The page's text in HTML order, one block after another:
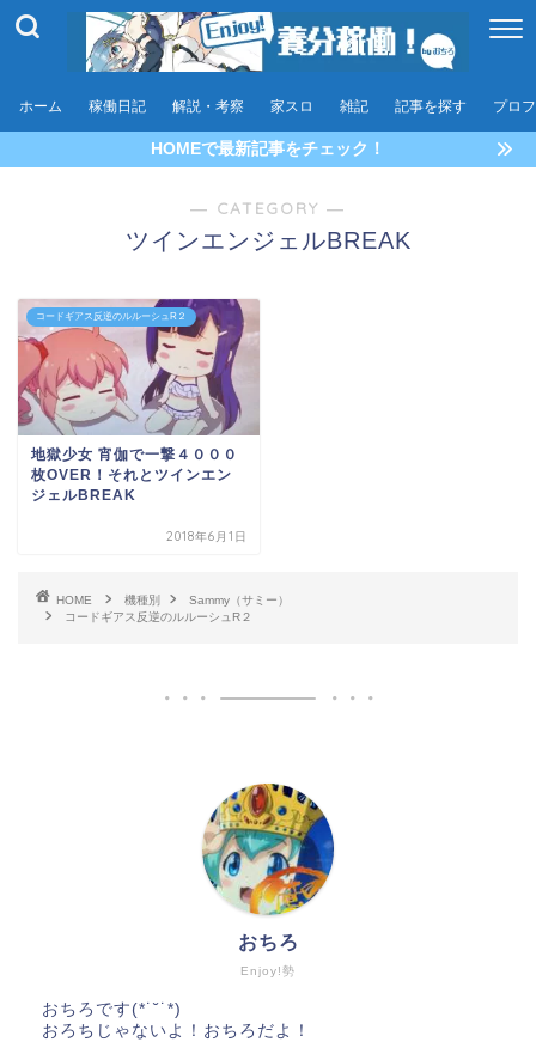
ホーム 稼働日記 解説・考察 家スロ 雑記 記事を探す プロ
HOMEで最新記事をチェック！
― CATEGORY ―
ツインエンジェルBREAK
コードギアス反逆のルルーシュR２
地獄少女 宵伽で一撃４０００
枚OVER！それとツインエン
ジェルBREAK
2018年6月1日
HOME 機種別
Sammy（サミー）
コードギアス反逆のルルーシュR２
Enjoy!勢
おちろ
おちろです(*˙˘˙*)
おろちじゃないよ！おちろだよ！